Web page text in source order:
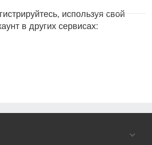
используя свой
в других сервисах: